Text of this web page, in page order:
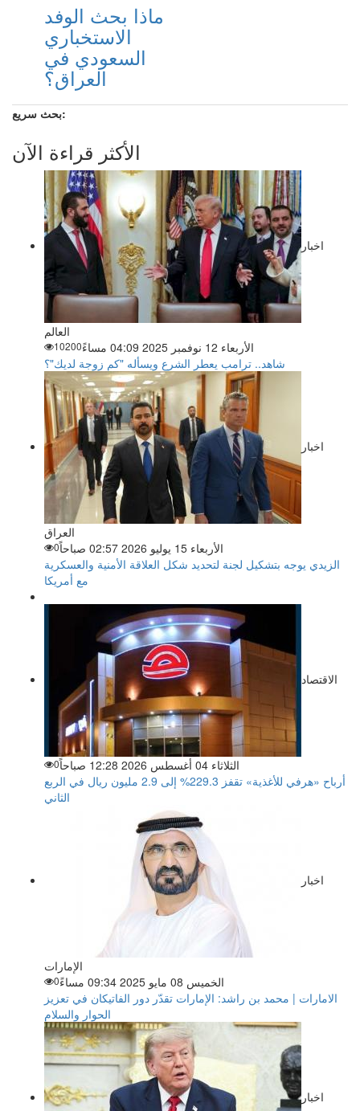
ماذا بحث الوفد
الاستخباري
السعودي في
العراق؟
بحث سريع:
الأكثر قراءة الآن
اخبار
العالم
الأربعاء 12 نوفمبر 2025 04:09 مساءً
10200
شاهد.. ترامب يعطر الشرع ويسأله "كم زوجة لديك"؟
اخبار
العراق
الأربعاء 15 يوليو 2026 02:57 صباحاً
0
الزيدي يوجه بتشكيل لجنة لتحديد شكل العلاقة الأمنية والعسكرية
مع أمريكا
الاقتصاد
الثلاثاء 04 أغسطس 2026 12:28 صباحاً 0
أرباح «هرفي للأغذية» تقفز 229.3% إلى 2.9 مليون ريال في الربع
الثاني
اخبار
الإمارات
الخميس 08 مايو 2025 09:34 مساءً
0
الامارات | محمد بن راشد: الإمارات تقدّر دور الفاتيكان في تعزيز
الحوار والسلام
اخبار